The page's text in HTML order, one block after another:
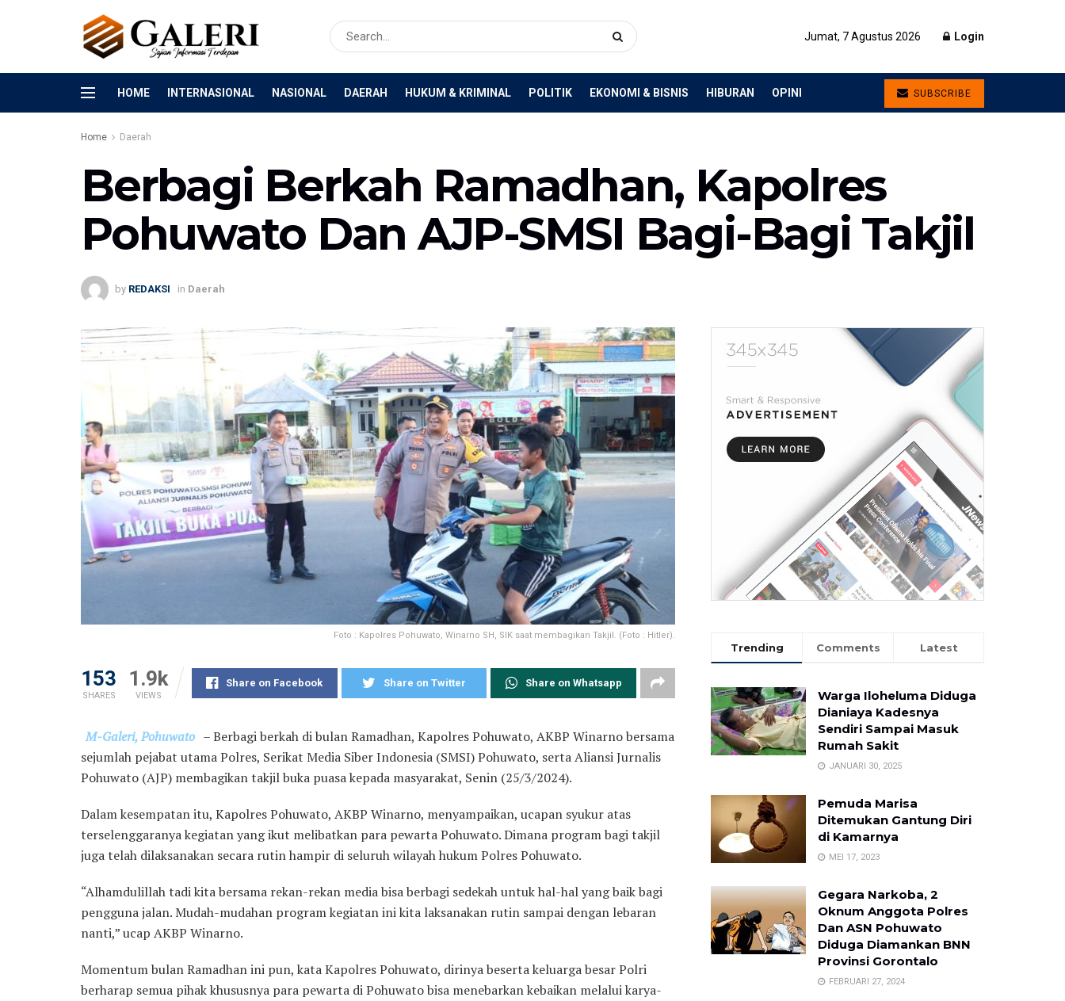
Jumat, 7 Agustus 2026 Login
HOME INTERNASIONAL NASIONAL DAERAH HUKUM & KRIMINAL POLITIK EKONOMI & BISNIS HIBURAN OPINI SUBSCRIBE
Home Daerah
Berbagi Berkah Ramadhan, Kapolres
Pohuwato Dan AJP-SMSI Bagi-Bagi Takjil
by REDAKSI in Daerah
Foto : Kapolres Pohuwato, Winarno SH, SIK saat membagikan Takjil. (Foto : Hitler).
153
SHARES
1.9k
VIEWS
Share on Facebook Share on Twitter Share on Whatsapp
M-Galeri, Pohuwato – Berbagi berkah di bulan Ramadhan, Kapolres Pohuwato, AKBP Winarno bersama
sejumlah pejabat utama Polres, Serikat Media Siber Indonesia (SMSI) Pohuwato, serta Aliansi Jurnalis
Pohuwato (AJP) membagikan takjil buka puasa kepada masyarakat, Senin (25/3/2024).
Dalam kesempatan itu, Kapolres Pohuwato, AKBP Winarno, menyampaikan, ucapan syukur atas
terselenggaranya kegiatan yang ikut melibatkan para pewarta Pohuwato. Dimana program bagi takjil
juga telah dilaksanakan secara rutin hampir di seluruh wilayah hukum Polres Pohuwato.
“Alhamdulillah tadi kita bersama rekan-rekan media bisa berbagi sedekah untuk hal-hal yang baik bagi
pengguna jalan. Mudah-mudahan program kegiatan ini kita laksanakan rutin sampai dengan lebaran
nanti,” ucap AKBP Winarno.
Momentum bulan Ramadhan ini pun, kata Kapolres Pohuwato, dirinya beserta keluarga besar Polri
berharap semua pihak khususnya para pewarta di Pohuwato bisa menebarkan kebaikan melalui karya-
Trending Comments Latest
Warga Iloheluma Diduga
Dianiaya Kadesnya
Sendiri Sampai Masuk
Rumah Sakit
JANUARI 30, 2025
Pemuda Marisa
Ditemukan Gantung Diri
di Kamarnya
MEI 17, 2023
Gegara Narkoba, 2
Oknum Anggota Polres
Dan ASN Pohuwato
Diduga Diamankan BNN
Provinsi Gorontalo
FEBRUARI 27, 2024